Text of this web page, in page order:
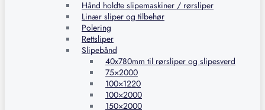
Hånd holdte slipemaskiner / rørsliper
Linær sliper og tilbehør
Polering
Rettsliper
Slipebånd
40x780mm til rørsliper og slipesverd
75×2000
100×1220
100×2000
150×2000